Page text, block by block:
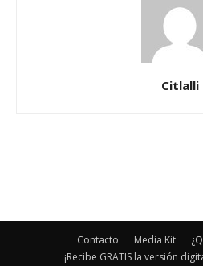
Citlalli
Contacto Media Kit
¡Recibe GRATIS la versión